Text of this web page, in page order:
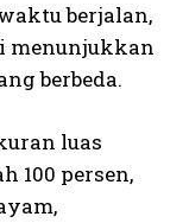
berjalan,
menunjukkan
berbeda.
luas
100 persen,